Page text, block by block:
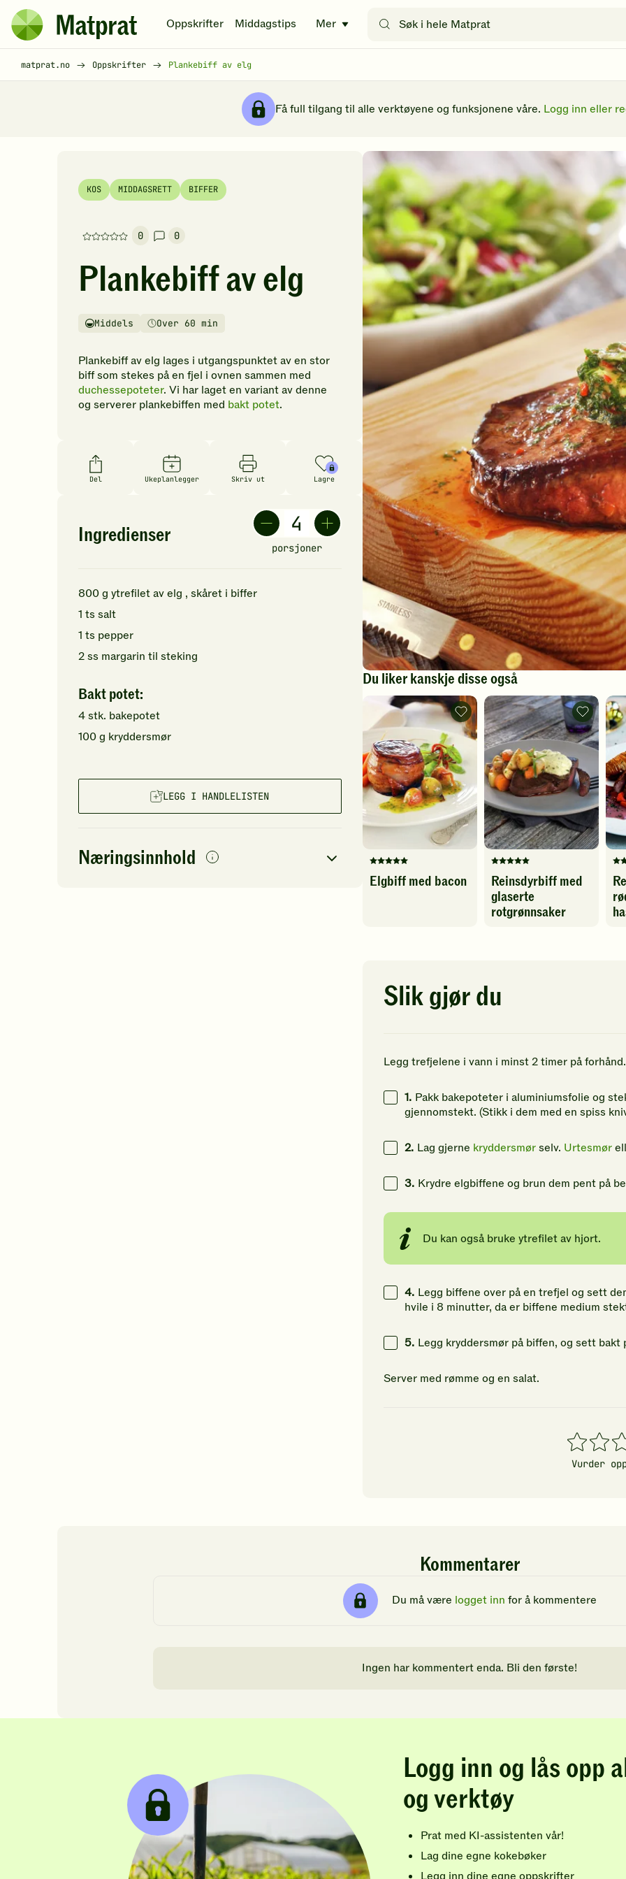
Hopp til hovedinnhold
Matprat
hjemmeside
Oppskrifter Middagstips Mer
etter
matprat.no Oppskrifter Plankebiff av elg
Få full tilgang til alle verktøyene og funksjonene våre. Logg inn eller
KOS MIDDAGSRETT BIFFER
0
Denne
har
foreløpig
vurderinger.
første
til
å
vurdere
0
Plankebiff av elg
Vanskelighetsgrad
Middels
TilberedningstidOver 60 min
Plankebiff av elg lages i utgangspunktet av en stor
biff som stekes på en fjel i ovnen sammen med
duchessepoteter. Vi har laget en variant av denne
og serverer plankebiffen med bakt potet.
Del Ukeplanlegger Skriv ut Lagre
Ingredienser
porsjoner
800g ytrefilet av elg , skåret i biffer
1 ts salt
1 ts pepper
2ss margarin til steking
Bakt potet:
4stk. bakepotet
100g kryddersmør
LEGG I HANDLELISTEN
Næringsinnhold
Du liker kanskje disse også
Denne
oppskriften
første
oppskriften.
Elgbiff med bacon
Elgbiff
med
bacon
legg
til
favoritter
Denne
oppskriften
har
fått
for
vurdering.
Reinsdyrbiff med
glaserte
rotgrønnsaker
med
glaserte
legg
til
favoritter
Slik gjør du
Legg trefjelene i vann i minst 2 timer på forhånd.
1. Pakk bakepoteter i aluminiumsfolie og
gjennomstekt. (Stikk i dem med en spiss
2. Lag gjerne kryddersmørselv. Urtesmør
3. Krydre elgbiffene og brun dem pent på
Du kan også bruke ytrefilet av hjort.
4. Legg biffene over på en trefjel og sett
hvile i 8 minutter, da er biffene medium
5. Legg kryddersmør på biffen, og sett bakt
Server med rømme og en salat.
1
stjerner
2
stjerner
3
Vurder
Kommentarer
Du må være logget inn for å kommentere
Ingen har kommentert enda. Bli den første!
Logg inn og lås opp
og verktøy
Prat med KI-assistenten vår!
Lag dine egne kokebøker